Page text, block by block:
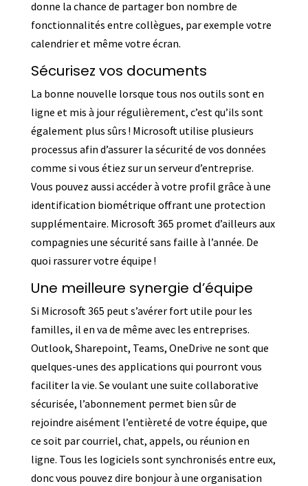
donne la chance de partager bon nombre de
fonctionnalités entre collègues, par exemple votre
calendrier et même votre écran.
Sécurisez vos documents
La bonne nouvelle lorsque tous nos outils sont en
ligne et mis à jour régulièrement, c’est qu’ils sont
également plus sûrs ! Microsoft utilise plusieurs
processus afin d’assurer la sécurité de vos données
comme si vous étiez sur un serveur d’entreprise.
Vous pouvez aussi accéder à votre profil grâce à une
identification biométrique offrant une protection
supplémentaire. Microsoft 365 promet d’ailleurs aux
compagnies une sécurité sans faille à l’année. De
quoi rassurer votre équipe !
Une meilleure synergie d’équipe
Si Microsoft 365 peut s’avérer fort utile pour les
familles, il en va de même avec les entreprises.
Outlook, Sharepoint, Teams, OneDrive ne sont que
quelques-unes des applications qui pourront vous
faciliter la vie. Se voulant une suite collaborative
sécurisée, l’abonnement permet bien sûr de
rejoindre aisément l’entièreté de votre équipe, que
ce soit par courriel, chat, appels, ou réunion en
ligne. Tous les logiciels sont synchronisés entre eux,
donc vous pouvez dire bonjour à une organisation